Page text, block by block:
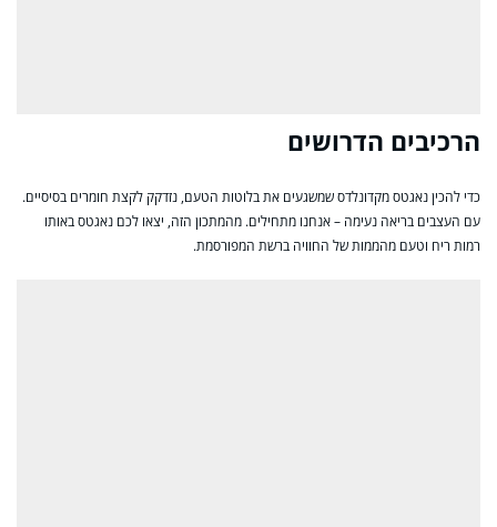
הרכיבים הדרושים
כדי להכין נאגטס מקדונלדס שמשגעים את בלוטות הטעם, נזדקק לקצת חומרים בסיסיים.
עם העצבים בריאה נעימה – אנחנו מתחילים. מהמתכון הזה, יצאו לכם נאגטס באותו
רמות ריח וטעם מהממות של החוויה ברשת המפורסמת.